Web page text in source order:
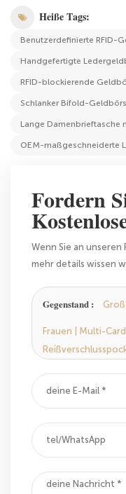
Heiße Tags:
Benutzerdefinierte RFID-
Handgefertigte
RFID-blockierende
Schlanker Bifold-
Lange Damenbrieftasche
OEM-maßgeschneiderte
Fordern
Wenn Sie an
mehr details wissen
können.
Gegenstand :
Frauen | Multi-